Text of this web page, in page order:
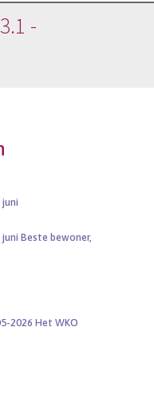
-
Beste bewoner,
2026 Het WKO